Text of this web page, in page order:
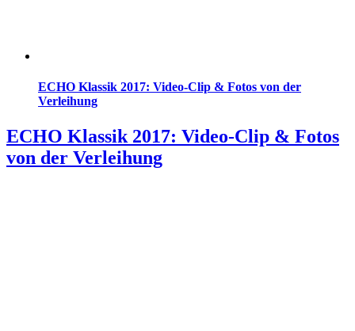
ECHO Klassik 2017: Video-Clip & Fotos von der
Verleihung
ECHO Klassik 2017: Video-Clip & Fotos
von der Verleihung